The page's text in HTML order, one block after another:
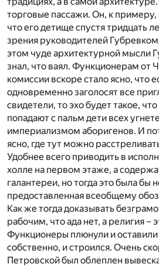
торговые пассажи. Он, к примеру,
что его детище спустя тридцать
зрения руководителей
этом чуде архитектурной мысли
знал, что ваял. Функционерам от
комиссии вскоре стало ясно, что
одновременно заголосят все
свидетели, то эхо будет такое,
попадают с пальм дети всех
империализмом аборигенов. И
ясно, где тут можно
Удобнее всего приводить в
холле на первом этаже, а
галантереи, но тогда это была бы
предоставленная всеобщему
Как же тогда доказывать
рабочим, что ада нет, а религия –
Функционеры плюнули и оставили
собственно, и строился. Очень
Петровской был облеплен